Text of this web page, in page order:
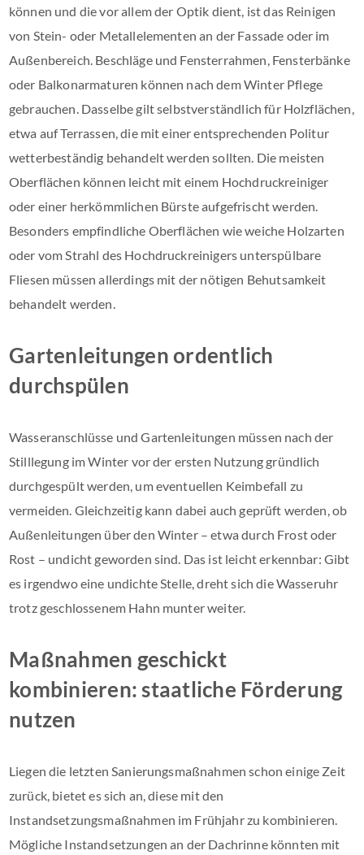
können und die vor allem der Optik dient, ist das Reinigen
von Stein- oder Metallelementen an der Fassade oder im
Außenbereich. Beschläge und Fensterrahmen, Fensterbänke
oder Balkonarmaturen können nach dem Winter Pflege
gebrauchen. Dasselbe gilt selbstverständlich für Holzflächen,
etwa auf Terrassen, die mit einer entsprechenden Politur
wetterbeständig behandelt werden sollten. Die meisten
Oberflächen können leicht mit einem Hochdruckreiniger
oder einer herkömmlichen Bürste aufgefrischt werden.
Besonders empfindliche Oberflächen wie weiche Holzarten
oder vom Strahl des Hochdruckreinigers unterspülbare
Fliesen müssen allerdings mit der nötigen Behutsamkeit
behandelt werden.
Gartenleitungen ordentlich
durchspülen
Wasseranschlüsse und Gartenleitungen müssen nach der
Stilllegung im Winter vor der ersten Nutzung gründlich
durchgespült werden, um eventuellen Keimbefall zu
vermeiden. Gleichzeitig kann dabei auch geprüft werden, ob
Außenleitungen über den Winter – etwa durch Frost oder
Rost – undicht geworden sind. Das ist leicht erkennbar: Gibt
es irgendwo eine undichte Stelle, dreht sich die Wasseruhr
trotz geschlossenem Hahn munter weiter.
Maßnahmen geschickt
kombinieren: staatliche Förderung
nutzen
Liegen die letzten Sanierungsmaßnahmen schon einige Zeit
zurück, bietet es sich an, diese mit den
Instandsetzungsmaßnahmen im Frühjahr zu kombinieren.
Mögliche Instandsetzungen an der Dachrinne könnten mit